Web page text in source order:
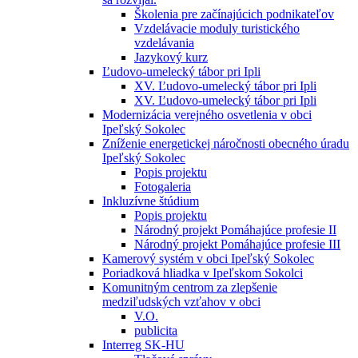
Školenia pre začínajúcich podnikateľov
Vzdelávacie moduly turistického
vzdelávania
Jazykový kurz
Ľudovo-umelecký tábor pri Ipli
XV. Ľudovo-umelecký tábor pri Ipli
XV. Ľudovo-umelecký tábor pri Ipli
Modernizácia verejného osvetlenia v obci
Ipeľský Sokolec
Zníženie energetickej náročnosti obecného úradu
Ipeľský Sokolec
Popis projektu
Fotogaleria
Inkluzívne štúdium
Popis projektu
Národný projekt Pomáhajúce profesie II
Národný projekt Pomáhajúce profesie III
Kamerový systém v obci Ipeľský Sokolec
Poriadková hliadka v Ipeľskom Sokolci
Komunitným centrom za zlepšenie
medziľudských vzťahov v obci
V.O.
publicita
Interreg SK-HU